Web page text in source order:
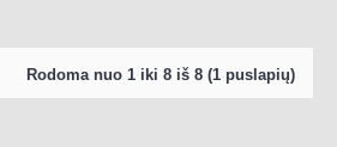
Rodoma nuo 1 iki 8 iš 8 (1 puslapių)